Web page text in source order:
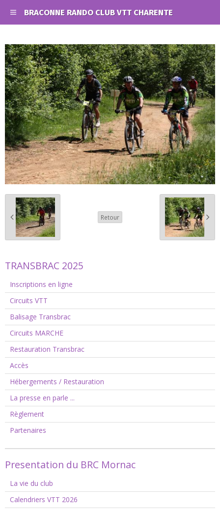
BRACONNE RANDO CLUB VTT CHARENTE
Retour
TRANSBRAC 2025
Inscriptions en ligne
Circuits VTT
Balisage Transbrac
Circuits MARCHE
Restauration Transbrac
Accès
Hébergements / Restauration
La presse en parle ...
Règlement
Partenaires
Presentation du BRC Mornac
La vie du club
Calendriers VTT 2026